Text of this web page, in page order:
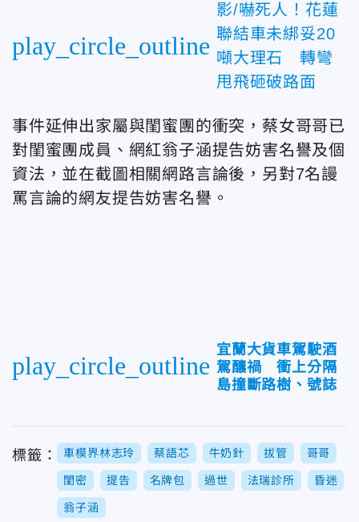
play_circle_outline
影/嚇死人！花蓮
聯結車未綁妥20
噸大理石 轉彎
甩飛砸破路面
事件延伸出家屬與閨蜜團的衝突，蔡女哥哥已
對閨蜜團成員、網紅翁子涵提告妨害名譽及個
資法，並在截圖相關網路言論後，另對7名謾
罵言論的網友提告妨害名譽。
play_circle_outline
宜蘭大貨車駕駛酒
駕釀禍 衝上分隔
島撞斷路樹、號誌
標籤： 車模界林志玲 蔡語芯 牛奶針 拔管 哥哥
閨密 提告 名牌包 過世 法瑞診所 昏迷
翁子涵